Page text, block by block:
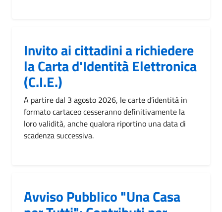
Invito ai cittadini a richiedere
la Carta d'Identità Elettronica
(C.I.E.)
A partire dal 3 agosto 2026, le carte d’identità in
formato cartaceo cesseranno definitivamente la
loro validità, anche qualora riportino una data di
scadenza successiva.
Avviso Pubblico "Una Casa